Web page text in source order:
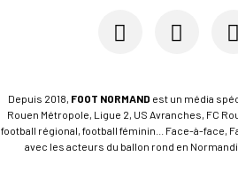
Depuis 2018, FOOT NORMAND est un média
Rouen Métropole, Ligue 2, US Avranches, FC
football régional, football féminin... Face-à-face,
avec les acteurs du ballon rond en